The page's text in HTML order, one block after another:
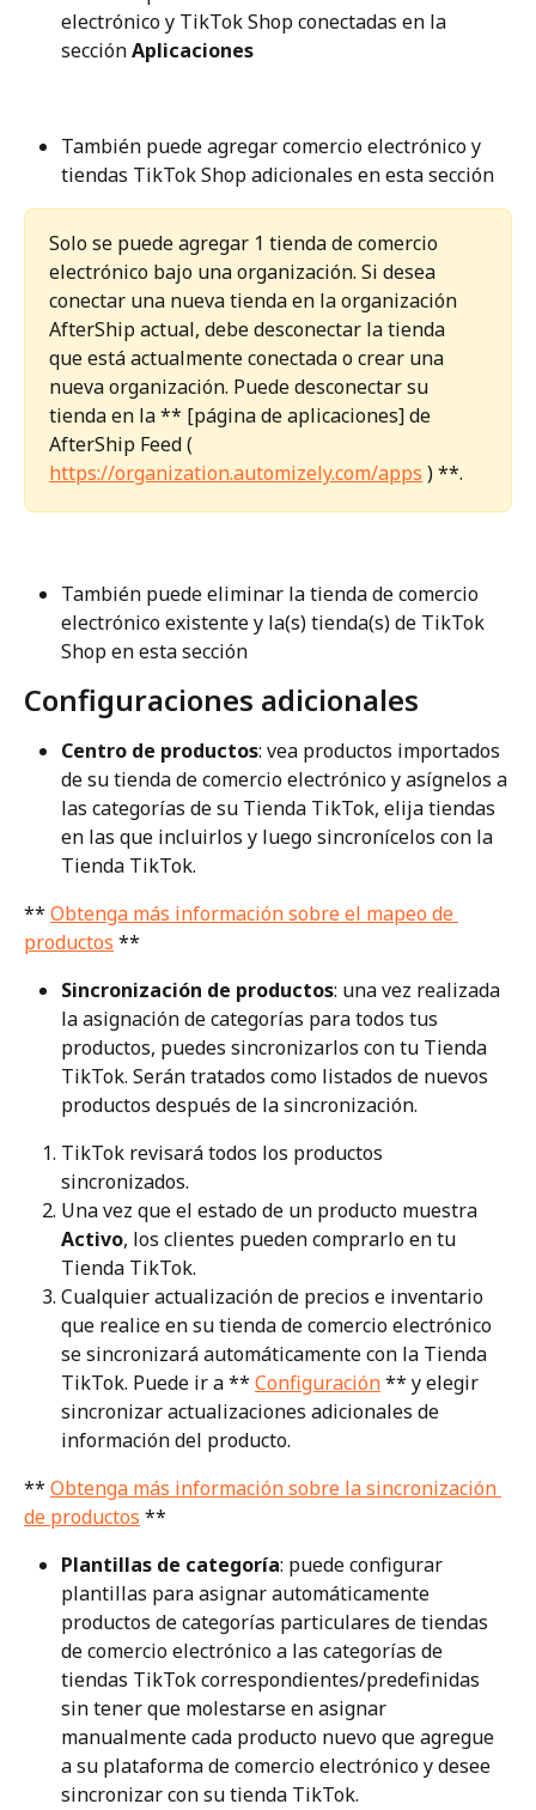
electrónico y TikTok Shop conectadas en la
sección Aplicaciones
También puede agregar comercio electrónico y
tiendas TikTok Shop adicionales en esta sección
Solo se puede agregar 1 tienda de comercio
electrónico bajo una organización. Si desea
conectar una nueva tienda en la organización
AfterShip actual, debe desconectar la tienda
que está actualmente conectada o crear una
nueva organización. Puede desconectar su
tienda en la ** [página de aplicaciones] de
AfterShip Feed (
https://organization.automizely.com/apps ) **.
También puede eliminar la tienda de comercio
electrónico existente y la(s) tienda(s) de TikTok
Shop en esta sección
Configuraciones adicionales
Centro de productos: vea productos importados
de su tienda de comercio electrónico y asígnelos a
las categorías de su Tienda TikTok, elija tiendas
en las que incluirlos y luego sincronícelos con la
Tienda TikTok.
** Obtenga más información sobre el mapeo de
productos **
Sincronización de productos: una vez realizada
la asignación de categorías para todos tus
productos, puedes sincronizarlos con tu Tienda
TikTok. Serán tratados como listados de nuevos
productos después de la sincronización.
TikTok revisará todos los productos
sincronizados.
Una vez que el estado de un producto muestra
Activo, los clientes pueden comprarlo en tu
Tienda TikTok.
Cualquier actualización de precios e inventario
que realice en su tienda de comercio electrónico
se sincronizará automáticamente con la Tienda
TikTok. Puede ir a ** Configuración ** y elegir
sincronizar actualizaciones adicionales de
información del producto.
** Obtenga más información sobre la sincronización
de productos **
Plantillas de categoría: puede configurar
plantillas para asignar automáticamente
productos de categorías particulares de tiendas
de comercio electrónico a las categorías de
tiendas TikTok correspondientes/predefinidas
sin tener que molestarse en asignar
manualmente cada producto nuevo que agregue
a su plataforma de comercio electrónico y desee
sincronizar con su tienda TikTok.